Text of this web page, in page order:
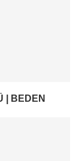
| BEDEN